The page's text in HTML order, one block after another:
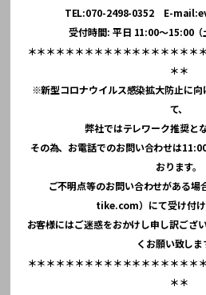
TEL:070-2498-0352 E-
受付時間: 平日 11:00～15:00（
＊＊＊＊＊＊＊＊＊＊＊＊＊＊＊＊＊＊
＊＊
※新型コロナウイルス感染拡大防止に
て、
弊社ではテレワーク推奨と
その為、お電話でのお問い合わせは
おります。
ご不明点等のお問い合わせがある
tike.com）にて受け付け
お客様にはご迷惑をおかけし申し訳ござ
くお願い致しま
＊＊＊＊＊＊＊＊＊＊＊＊＊＊＊＊＊＊
＊＊